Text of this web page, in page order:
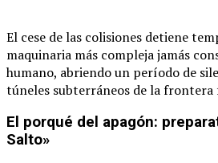
El cese de las colisiones detiene
maquinaria más compleja jamás
humano, abriendo un período de
túneles subterráneos de la frontera
El porqué del apagón:
Salto»